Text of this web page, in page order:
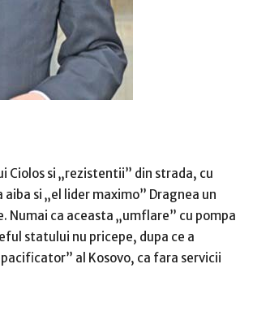
Ciolos si „rezistentii” din strada, cu
si „el lider maximo” Dragnea un
Numai ca aceasta „umflare” cu pompa
statului nu pricepe, dupa ce a
al Kosovo, ca fara servicii